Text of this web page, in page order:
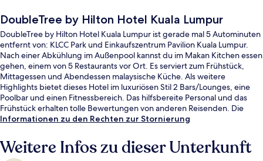
DoubleTree by Hilton Hotel Kuala Lumpur
DoubleTree by Hilton Hotel Kuala Lumpur ist gerade mal 5 Autominuten
entfernt von: KLCC Park und Einkaufszentrum Pavilion Kuala Lumpur.
Nach einer Abkühlung im Außenpool kannst du im Makan Kitchen essen
gehen, einem von 5 Restaurants vor Ort. Es serviert zum Frühstück,
Mittagessen und Abendessen malaysische Küche. Als weitere
Highlights bietet dieses Hotel im luxuriösen Stil 2 Bars/Lounges, eine
Poolbar und einen Fitnessbereich. Das hilfsbereite Personal und das
Frühstück erhalten tolle Bewertungen von anderen Reisenden. Die
Unterkunft ist nur einen kurzen Fußmarsch von den öffentlichen
bzw. 14 Minuten (LRT-Station).
Informationen zu den Rechten zur Stornierung
Weitere Infos zu dieser Unterkunft